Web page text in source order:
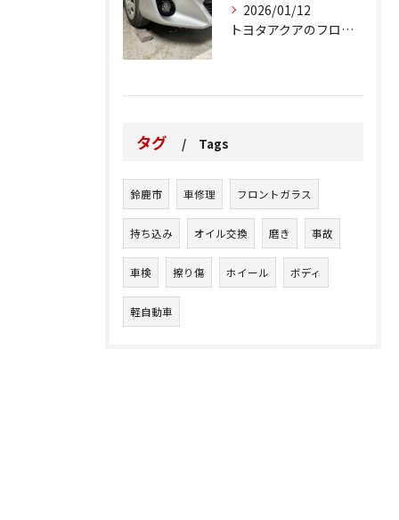
2026/01/12
トヨタアクアのフロントバンパーの右下側を縁石にぶつけてできた...
タグ Tags
鈴鹿市 車修理 フロントガラス
持ち込み オイル交換 磨き 事故
車検 擦り傷 ホイール ボディ
軽自動車